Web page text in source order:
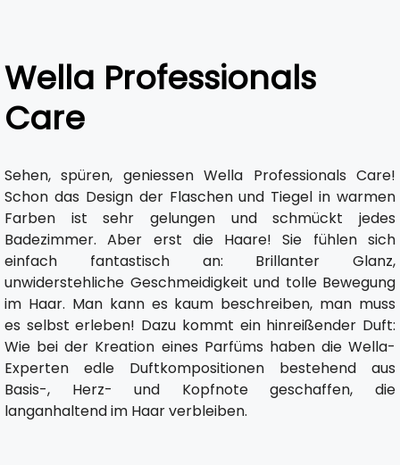
Wella Professionals
Care
Sehen, spüren, geniessen Wella Professionals Care!
Schon das Design der Flaschen und Tiegel in warmen
Farben ist sehr gelungen und schmückt jedes
Badezimmer. Aber erst die Haare! Sie fühlen sich
einfach fantastisch an: Brillanter Glanz,
unwiderstehliche Geschmeidigkeit und tolle Bewegung
im Haar. Man kann es kaum beschreiben, man muss
es selbst erleben! Dazu kommt ein hinreißender Duft:
Wie bei der Kreation eines Parfüms haben die Wella-
Experten edle Duftkompositionen bestehend aus
Basis-, Herz- und Kopfnote geschaffen, die
langanhaltend im Haar verbleiben.